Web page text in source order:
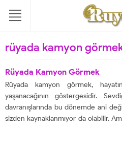
rüyada kamyon
Rüyada Kamyon Görmek
Rüyada kamyon görmek,
yaşanacağının göstergesidir.
davranışlarında bu dönemde ani
sizden kaynaklanmıyor da olabilir.